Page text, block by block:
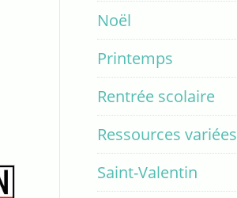
Noël
Printemps
Rentrée scolaire
Ressources variées
Saint-Valentin